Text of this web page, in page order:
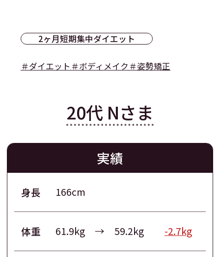
2ヶ月短期集中ダイエット
＃ダイエット ＃ボディメイク ＃姿勢矯正
20代 Nさま
実績
身長 166cm
体重 61.9kg → 59.2kg -2.7kg